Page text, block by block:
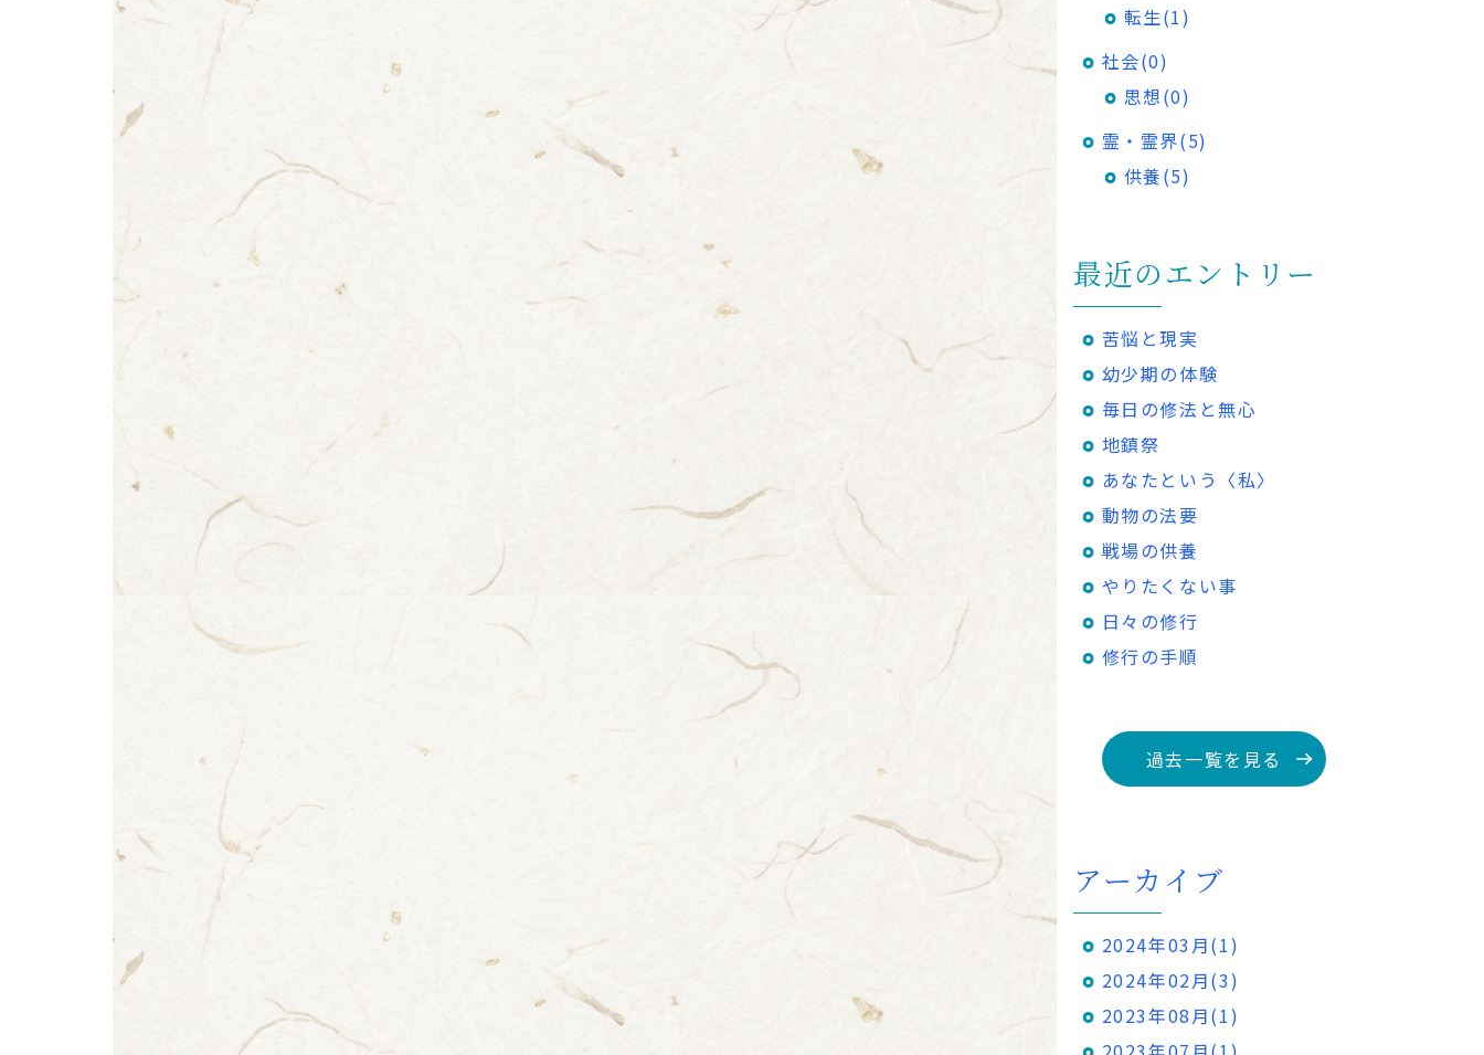
転生(1)
社会(0)
思想(0)
霊・霊界(5)
供養(5)
最近のエントリー
苦悩と現実
幼少期の体験
毎日の修法と無心
地鎮祭
あなたという〈私〉
動物の法要
戦場の供養
やりたくない事
日々の修行
修行の手順
過去一覧を見る
アーカイブ
2024年03月(1)
2024年02月(3)
2023年08月(1)